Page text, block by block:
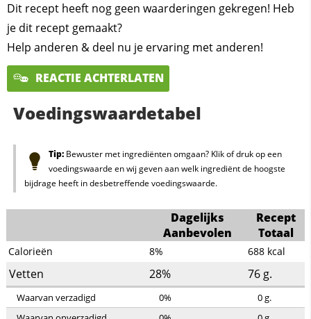
Dit recept heeft nog geen waarderingen gekregen! Heb
je dit recept gemaakt?
Help anderen & deel nu je ervaring met anderen!
REACTIE ACHTERLATEN
Voedingswaardetabel
Tip:Bewuster met ingrediënten omgaan? Klik of druk op een
voedingswaarde en wij geven aan welk ingrediënt de hoogste
bijdrage heeft in desbetreffende voedingswaarde.
Dagelijks
Aanbevolen
Recept
Totaal
Calorieën 8% 688 kcal
Vetten 28% 76 g.
Waarvan verzadigd 0% 0g.